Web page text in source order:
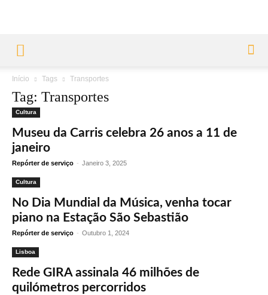
Início Tags Transportes
Tag: Transportes
Cultura
Museu da Carris celebra 26 anos a 11 de
janeiro
Repórter de serviço - Janeiro 3, 2025
Cultura
No Dia Mundial da Música, venha tocar
piano na Estação São Sebastião
Repórter de serviço - Outubro 1, 2024
Lisboa
Rede GIRA assinala 46 milhões de
quilómetros percorridos